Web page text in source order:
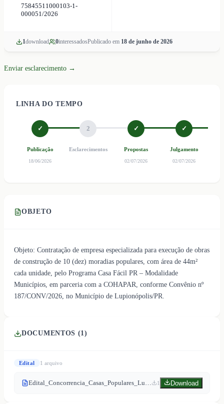
75845511000103-1-
000051/2026
1download 0interessadosPublicado em 18 de junho de 2026
Enviar esclarecimento →
LINHA DO TEMPO
✓
Publicação
18/06/2026
2
Esclarecimentos
✓
Propostas
02/07/2026
✓
Julgamento
02/07/2026
OBJETO
Objeto: Contratação de empresa especializada para execução de obras
de construção de 10 (dez) moradias populares, com área de 44m²
cada unidade, pelo Programa Casa Fácil PR – Modalidade
Municípios, em parceria com a COHAPAR, conforme Convênio nº
187/CONV/2026, no Município de Lupionópolis/PR.
DOCUMENTOS (1)
Edital 1 arquivo
1 Download